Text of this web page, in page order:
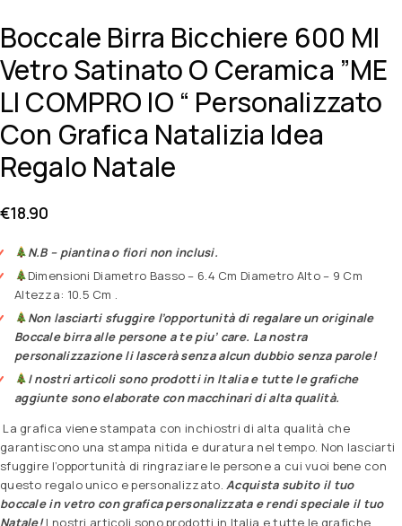
Boccale Birra Bicchiere 600 Ml
Vetro Satinato O Ceramica ”ME
LI COMPRO IO “ Personalizzato
Con Grafica Natalizia Idea
Regalo Natale
€18.90
N.B – piantina o fiori non inclusi.
Dimensioni Diametro Basso – 6.4 Cm Diametro Alto – 9 Cm
Altezza: 10.5 Cm .
Non lasciarti sfuggire l’opportunità di regalare un originale
Boccale birra alle persone a te piu’ care. La nostra
personalizzazione li lascerà senza alcun dubbio senza parole!
I nostri articoli sono prodotti in Italia e tutte le grafiche
aggiunte sono elaborate con macchinari di alta qualità.
La grafica viene stampata con inchiostri di alta qualità che
garantiscono una stampa nitida e duratura nel tempo. Non lasciarti
sfuggire l’opportunità di ringraziare le persone a cui vuoi bene con
questo regalo unico e personalizzato.Acquista subito il tuo
boccale in vetro con grafica personalizzata e rendi speciale il tuo
Natale! I nostri articoli sono prodotti in Italia e tutte le grafiche